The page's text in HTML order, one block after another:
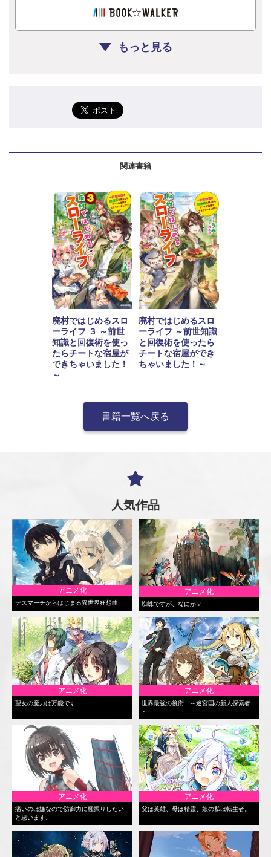
もっと見る
関連書籍
廃村ではじめるスロ
ーライフ ３ ～前世
知識と回復術を使っ
たらチートな宿屋が
できちゃいました！
～
廃村ではじめるスロ
ーライフ ～前世知識
と回復術を使ったら
チートな宿屋ができ
ちゃいました！～
書籍一覧へ戻る
人気作品
アニメ化
デスマーチからはじまる異世界狂想曲
アニメ化
蜘蛛ですが、なにか？
アニメ化
聖女の魔力は万能です
アニメ化
世界最強の後衛 ～迷宮国の新人探索者
～
アニメ化
痛いのは嫌なので防御力に極振りしたい
と思います。
アニメ化
父は英雄、母は精霊、娘の私は転生者。